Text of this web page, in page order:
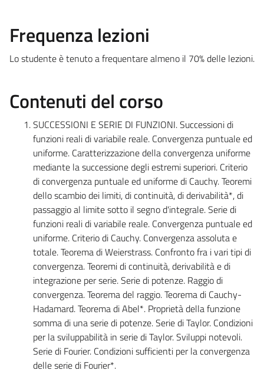
Frequenza lezioni
Lo studente è tenuto a frequentare almeno il 70% delle lezioni.
Contenuti del corso
SUCCESSIONI E SERIE DI FUNZIONI. Successioni di
funzioni reali di variabile reale. Convergenza puntuale ed
uniforme. Caratterizzazione della convergenza uniforme
mediante la successione degli estremi superiori. Criterio
di convergenza puntuale ed uniforme di Cauchy. Teoremi
dello scambio dei limiti, di continuità, di derivabilità*, di
passaggio al limite sotto il segno d'integrale. Serie di
funzioni reali di variabile reale. Convergenza puntuale ed
uniforme. Criterio di Cauchy. Convergenza assoluta e
totale. Teorema di Weierstrass. Confronto fra i vari tipi di
convergenza. Teoremi di continuità, derivabilità e di
integrazione per serie. Serie di potenze. Raggio di
convergenza. Teorema del raggio. Teorema di Cauchy-
Hadamard. Teorema di Abel*. Proprietà della funzione
somma di una serie di potenze. Serie di Taylor. Condizioni
per la sviluppabilità in serie di Taylor. Sviluppi notevoli.
Serie di Fourier. Condizioni sufficienti per la convergenza
delle serie di Fourier*.